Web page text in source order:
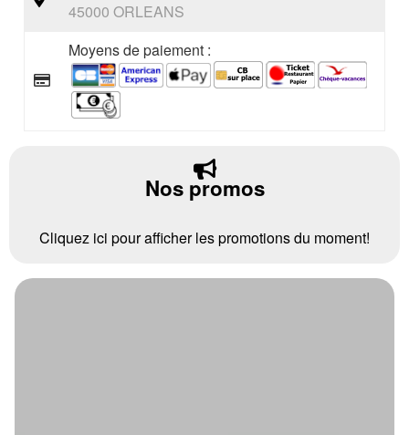
45000 ORLEANS
Moyens de paiement :
Nos promos
Cliquez ici pour afficher les promotions du moment!